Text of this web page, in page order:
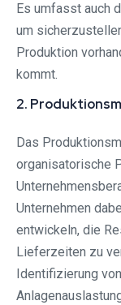
Es umfasst auch
um
Produktion
kommt.
2.
Das
organisatorische
Unternehmen
entwickeln, die
Lieferzeiten zu
Identifizierung